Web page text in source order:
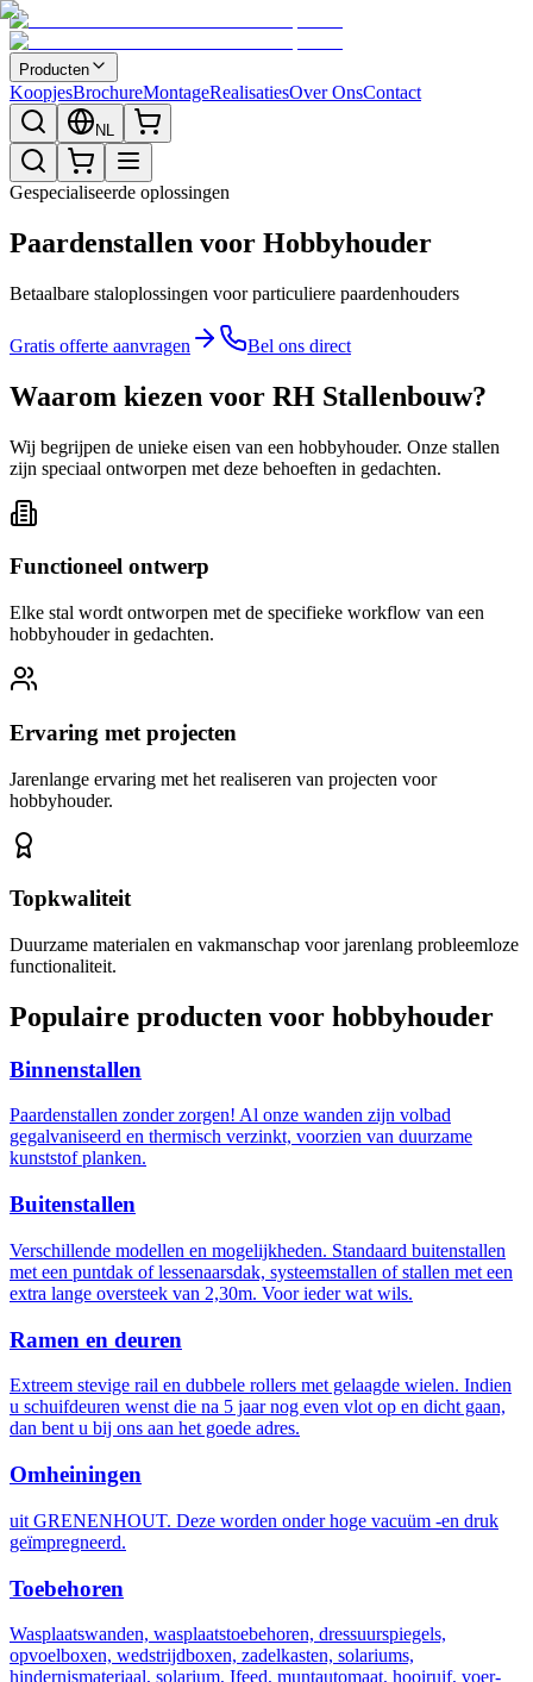
Producten
KoopjesBrochureMontageRealisatiesOver OnsContact
NL
Gespecialiseerde oplossingen
Paardenstallen voor Hobbyhouder
Betaalbare staloplossingen voor particuliere paardenhouders
Gratis offerte aanvragen Bel ons direct
Waarom kiezen voor RH Stallenbouw?
Wij begrijpen de unieke eisen van een hobbyhouder. Onze stallen
zijn speciaal ontworpen met deze behoeften in gedachten.
Functioneel ontwerp
Elke stal wordt ontworpen met de specifieke workflow van een
hobbyhouder in gedachten.
Ervaring met projecten
Jarenlange ervaring met het realiseren van projecten voor
hobbyhouder.
Topkwaliteit
Duurzame materialen en vakmanschap voor jarenlang probleemloze
functionaliteit.
Populaire producten voor hobbyhouder
Binnenstallen
Paardenstallen zonder zorgen! Al onze wanden zijn volbad
gegalvaniseerd en thermisch verzinkt, voorzien van duurzame
kunststof planken.
Buitenstallen
Verschillende modellen en mogelijkheden. Standaard buitenstallen
met een puntdak of lessenaarsdak, systeemstallen of stallen met een
extra lange oversteek van 2,30m. Voor ieder wat wils.
Ramen en deuren
Extreem stevige rail en dubbele rollers met gelaagde wielen. Indien
u schuifdeuren wenst die na 5 jaar nog even vlot op en dicht gaan,
dan bent u bij ons aan het goede adres.
Omheiningen
uit GRENENHOUT. Deze worden onder hoge vacuüm -en druk
geïmpregneerd.
Toebehoren
Wasplaatswanden, wasplaatstoebehoren, dressuurspiegels,
opvoelboxen, wedstrijdboxen, zadelkasten, solariums,
hindernismateriaal, solarium, Ifeed, muntautomaat, hooiruif, voer-